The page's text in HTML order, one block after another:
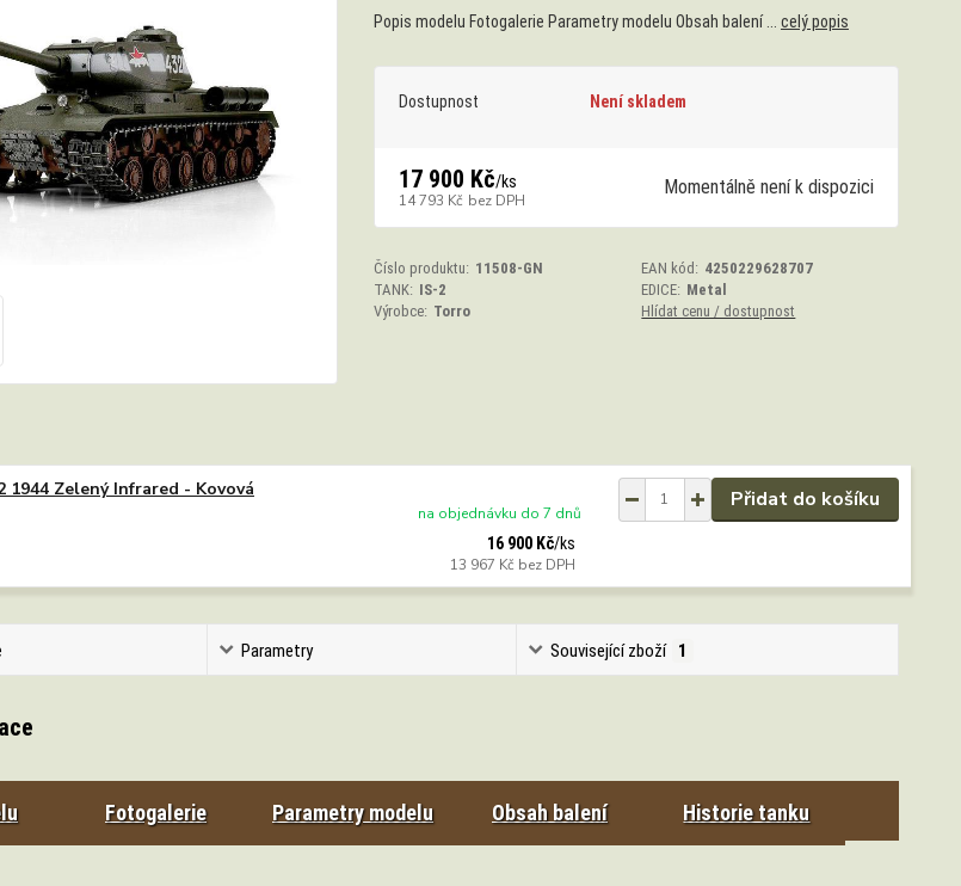
Popis modelu Fotogalerie Parametry modelu Obsah balení ... celý popis
Dostupnost Není skladem
17 900 Kč/ks
14 793 Kč bez DPH
Momentálně není k dispozici
Číslo produktu: 11508-GN EAN kód: 4250229628707
TANK: IS-2 EDICE: Metal
Výrobce: Torro Hlídat cenu / dostupnost
1944 Zelený Infrared - Kovová
16 900 Kč/ks
13 967 Kč bez DPH
na objednávku do 7 dnů
Přidat do košíku
Parametry Související zboží 1
Fotogalerie Parametry modelu Obsah balení Historie tanku